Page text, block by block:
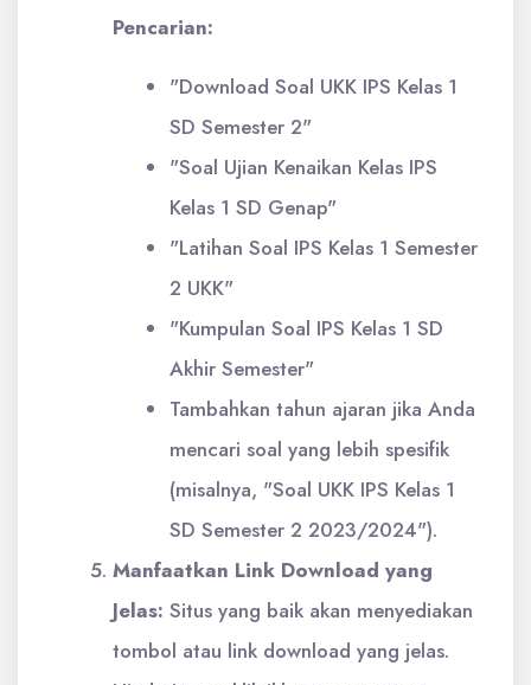
Pencarian:
"Download Soal UKK IPS Kelas 1
SD Semester 2"
"Soal Ujian Kenaikan Kelas IPS
Kelas 1 SD Genap"
"Latihan Soal IPS Kelas 1 Semester
2 UKK"
"Kumpulan Soal IPS Kelas 1 SD
Akhir Semester"
Tambahkan tahun ajaran jika Anda
mencari soal yang lebih spesifik
(misalnya, "Soal UKK IPS Kelas 1
SD Semester 2 2023/2024").
Manfaatkan Link Download yang
Jelas: Situs yang baik akan menyediakan
tombol atau link download yang jelas.